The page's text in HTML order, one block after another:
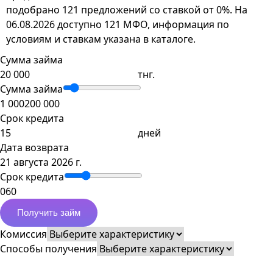
подобрано 121 предложений со ставкой от 0%. На
06.08.2026 доступно 121 МФО, информация по
условиям и ставкам указана в каталоге.
Сумма займа
тнг.
Сумма займа
1 000200 000
Срок кредита
дней
Дата возврата
21 августа 2026 г.
Срок кредита
060
Получить займ
Комиссия
Способы получения